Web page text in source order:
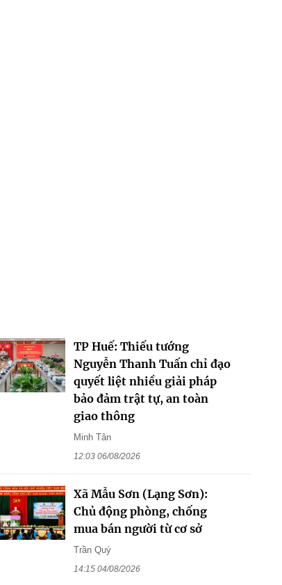
TP Huế: Thiếu tướng
Nguyễn Thanh Tuấn chỉ đạo
quyết liệt nhiều giải pháp
bảo đảm trật tự, an toàn
giao thông
Minh Tân
12:03 06/08/2026
Xã Mẫu Sơn (Lạng Sơn):
Chủ động phòng, chống
mua bán người từ cơ sở
Trần Quý
14:15 04/08/2026